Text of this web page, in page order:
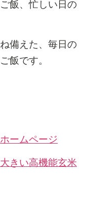
飯、忙しい日の
備えた、毎日の
飯です。
ームページ
きい高機能玄米